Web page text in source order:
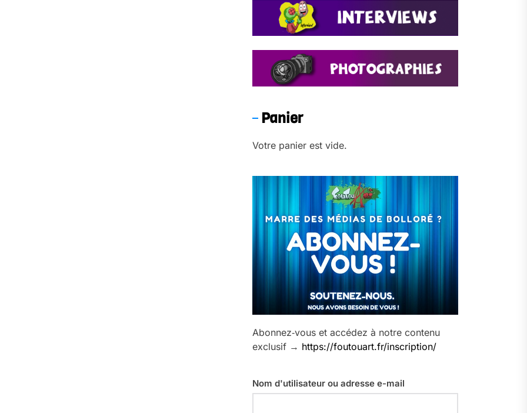
Panier
Votre panier est vide.
Abonnez‑vous et accédez à notre contenu
exclusif → https://foutouart.fr/inscription/
Nom d'utilisateur ou adresse e-mail